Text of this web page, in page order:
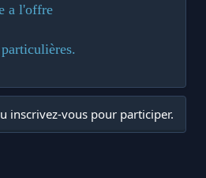
a l'offre
inscrivez-vous pour participer.